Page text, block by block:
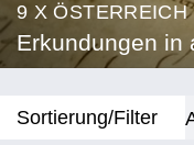
9 X ÖSTERREICH
Erkundungen in
Sortierung/Filter